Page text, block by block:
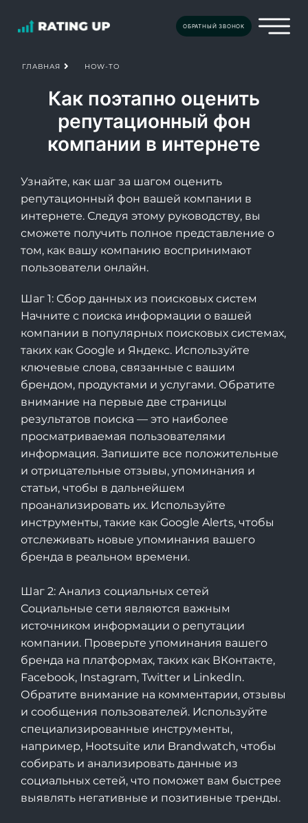
ОБРАТНЫЙ ЗВОНОК
ГЛАВНАЯ HOW-TO
Как поэтапно оценить
репутационный фон
компании в интернете
Узнайте, как шаг за шагом оценить
репутационный фон вашей компании в
интернете. Следуя этому руководству, вы
сможете получить полное представление о
том, как вашу компанию воспринимают
пользователи онлайн.
Шаг 1: Сбор данных из поисковых систем
Начните с поиска информации о вашей
компании в популярных поисковых системах,
таких как Google и Яндекс. Используйте
ключевые слова, связанные с вашим
брендом, продуктами и услугами. Обратите
внимание на первые две страницы
результатов поиска — это наиболее
просматриваемая пользователями
информация. Запишите все положительные
и отрицательные отзывы, упоминания и
статьи, чтобы в дальнейшем
проанализировать их. Используйте
инструменты, такие как Google Alerts, чтобы
отслеживать новые упоминания вашего
бренда в реальном времени.
Шаг 2: Анализ социальных сетей
Социальные сети являются важным
источником информации о репутации
компании. Проверьте упоминания вашего
бренда на платформах, таких как ВКонтакте,
Facebook, Instagram, Twitter и LinkedIn.
Обратите внимание на комментарии, отзывы
и сообщения пользователей. Используйте
специализированные инструменты,
например, Hootsuite или Brandwatch, чтобы
собирать и анализировать данные из
социальных сетей, что поможет вам быстрее
выявлять негативные и позитивные тренды.